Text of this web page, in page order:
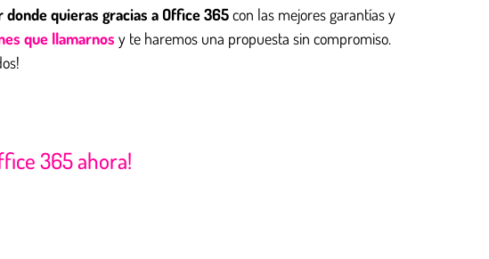
quieras gracias a Office 365con las mejores garantías y
que llamarnos y te haremos una propuesta sin compromiso.
365 ahora!